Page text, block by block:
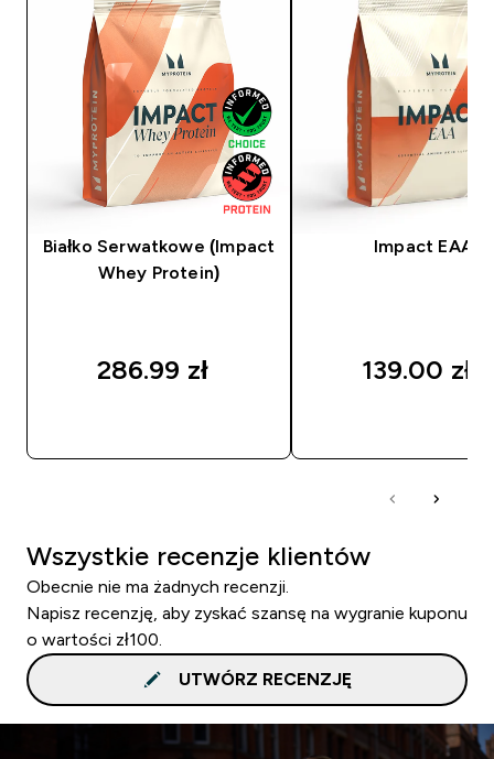
Białko Serwatkowe (Impact
Whey Protein)
286.99 zł‎
Impact EAA
139.00 zł‎
Wszystkie recenzje klientów
Obecnie nie ma żadnych recenzji.
Napisz recenzję, aby zyskać szansę na wygranie kuponu
o wartości zł100.
UTWÓRZ RECENZJĘ